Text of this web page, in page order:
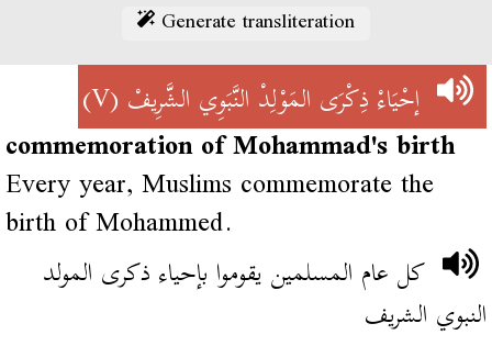
Generate transliteration
إحْيَاءْ ذِكْرَى المَوْلِدْ النَّبَوِي الشَّرِيفْ(V)
commemoration of Mohammad's birth
Every year, Muslims commemorate the
birth of Mohammed.
كل عام المسلمين يقوموا بإحياء ذكرى المولد
النبوي الشريف